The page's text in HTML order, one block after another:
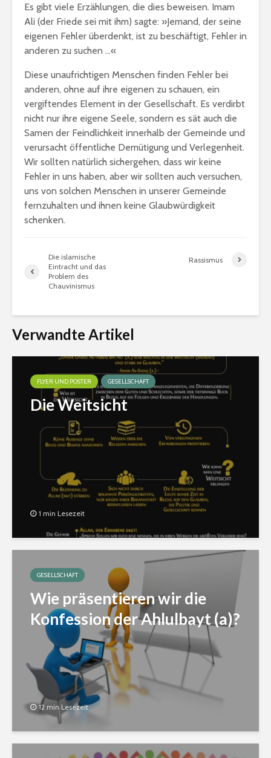
Es gibt viele Erzählungen, die dies beweisen. Imam
Ali (der Friede sei mit ihm) sagte: »Jemand, der seine
eigenen Fehler überdenkt, ist zu beschäftigt, Fehler in
anderen zu suchen …«
Diese unaufrichtigen Menschen finden Fehler bei
anderen, ohne auf ihre eigenen zu schauen, ein
vergiftendes Element in der Gesellschaft. Es verdirbt
nicht nur ihre eigene Seele, sondern es sät auch die
Samen der Feindlichkeit innerhalb der Gemeinde und
verursacht öffentliche Demütigung und Verlegenheit.
Wir sollten natürlich sichergehen, dass wir keine
Fehler in uns haben, aber wir sollten auch versuchen,
uns von solchen Menschen in unserer Gemeinde
fernzuhalten und ihnen keine Glaubwürdigkeit
schenken.
Die islamische
Eintracht und das
Problem des
Chauvinismus
Rassismus
Verwandte Artikel
FLYER UND POSTER GESELLSCHAFT
Die Weitsicht
1 min Lesezeit
GESELLSCHAFT
Wie präsentieren wir die
Konfession der Ahlulbayt (a)?
12 min Lesezeit